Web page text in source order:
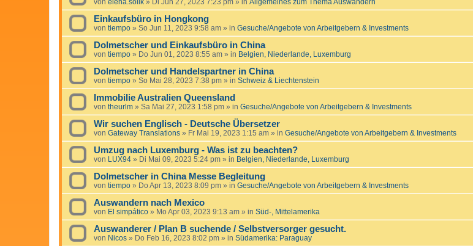
von elena.solik » Di Jun 27, 2023 7:23 pm » in Allgemeines zum Thema Auswandern
Einkaufsbüro in Hongkong
von tiempo » So Jun 11, 2023 9:58 am » in Gesuche/Angebote von Arbeitgebern & Investments
Dolmetscher und Einkaufsbüro in China
von tiempo » Do Jun 01, 2023 8:55 am » in Belgien, Niederlande, Luxemburg
Dolmetscher und Handelspartner in China
von tiempo » So Mai 28, 2023 7:38 pm » in Schweiz & Liechtenstein
Immobilie Australien Queensland
von theurlm » Sa Mai 27, 2023 1:58 pm » in Gesuche/Angebote von Arbeitgebern & Investments
Wir suchen Englisch - Deutsche Übersetzer
von Gateway Translations » Fr Mai 19, 2023 1:15 am » in Gesuche/Angebote von Arbeitgebern & Investments
Umzug nach Luxemburg - Was ist zu beachten?
von LUX94 » Di Mai 09, 2023 5:24 pm » in Belgien, Niederlande, Luxemburg
Dolmetscher in China Messe Begleitung
von tiempo » Do Apr 13, 2023 8:09 pm » in Gesuche/Angebote von Arbeitgebern & Investments
Auswandern nach Mexico
von El simpático » Mo Apr 03, 2023 9:13 am » in Süd-, Mittelamerika
Auswanderer / Plan B suchende / Selbstversorger gesucht.
von Nicos » Do Feb 16, 2023 8:02 pm » in Südamerika: Paraguay